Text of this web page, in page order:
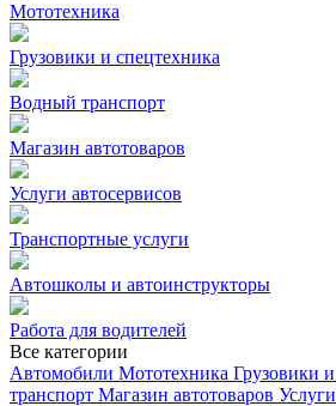
Мототехника
Грузовики и спецтехника
Водный транспорт
Магазин автотоваров
Услуги автосервисов
Транспортные услуги
Автошколы и автоинструкторы
Работа для водителей
Все категории
Автомобили Мототехника Грузовики
транспорт Магазин автотоваров